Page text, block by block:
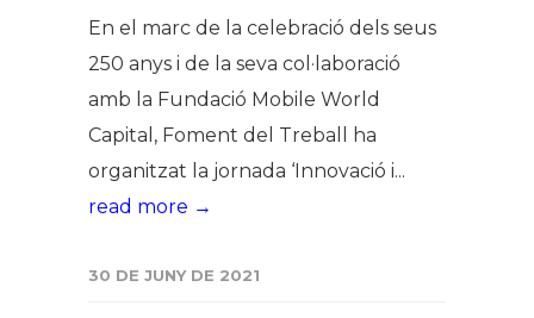
En el marc de la celebració dels seus
250 anys i de la seva col·laboració
amb la Fundació Mobile World
Capital, Foment del Treball ha
organitzat la jornada ‘Innovació i...
read more →
30 DE JUNY DE 2021